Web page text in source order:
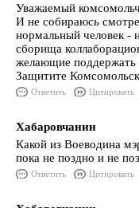
Уважаемый
И не собираюсь
нормальный человек -
сборища
желающие
Защитите
Ответить Цитировать
Хабаровчанин
Какой из Воеводина
пока не поздно и не
Ответить Цитировать